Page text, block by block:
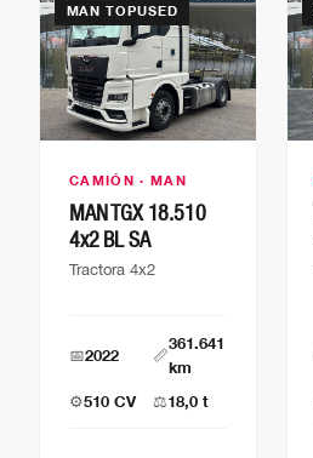
MAN TOPUSED
CAMIÓN · MAN
MAN TGX 18.510
4x2 BL SA
Tractora 4x2
📅2022 📏
361.641
km
⚙️510 CV ⚖️18,0 t